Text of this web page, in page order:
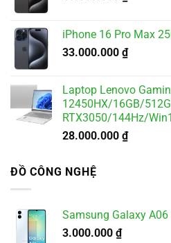
iPhone 16 Pro Max
33.000.000 ₫
Laptop Lenovo
12450HX/16GB/
RTX3050/144Hz/
28.000.000 ₫
ĐỒ CÔNG NGHỆ
Samsung Galaxy A06
3.000.000 ₫